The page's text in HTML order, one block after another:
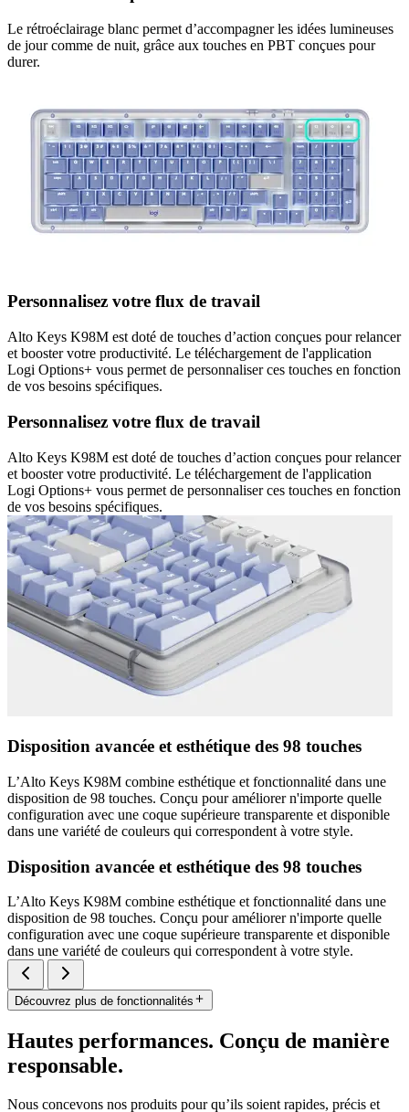
Le rétroéclairage blanc permet d’accompagner les idées lumineuses
de jour comme de nuit, grâce aux touches en PBT conçues pour
durer.
Personnalisez votre flux de travail
Alto Keys K98M est doté de touches d’action conçues pour relancer
et booster votre productivité. Le téléchargement de l'application
Logi Options+ vous permet de personnaliser ces touches en fonction
de vos besoins spécifiques.
Personnalisez votre flux de travail
Alto Keys K98M est doté de touches d’action conçues pour relancer
et booster votre productivité. Le téléchargement de l'application
Logi Options+ vous permet de personnaliser ces touches en fonction
de vos besoins spécifiques.
Disposition avancée et esthétique des 98 touches
L’Alto Keys K98M combine esthétique et fonctionnalité dans une
disposition de 98 touches. Conçu pour améliorer n'importe quelle
configuration avec une coque supérieure transparente et disponible
dans une variété de couleurs qui correspondent à votre style.
Disposition avancée et esthétique des 98 touches
L’Alto Keys K98M combine esthétique et fonctionnalité dans une
disposition de 98 touches. Conçu pour améliorer n'importe quelle
configuration avec une coque supérieure transparente et disponible
dans une variété de couleurs qui correspondent à votre style.
Découvrez plus de fonctionnalités
Hautes performances. Conçu de manière
responsable.
Nous concevons nos produits pour qu’ils soient rapides, précis et